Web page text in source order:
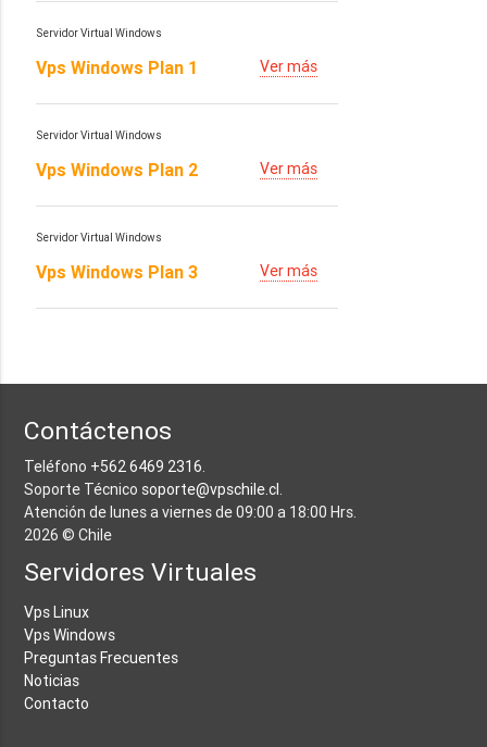
Servidor Virtual Windows
Vps Windows Plan 1 Ver más
Servidor Virtual Windows
Vps Windows Plan 2 Ver más
Servidor Virtual Windows
Vps Windows Plan 3 Ver más
Contáctenos
Teléfono +562 6469 2316
Soporte Técnico soporte@vpschile.cl
Atención de lunes a viernes de 09:00 a 18:00 Hrs.
2026 © Chile
Servidores Virtuales
Vps Linux
Vps Windows
Preguntas Frecuentes
Noticias
Contacto